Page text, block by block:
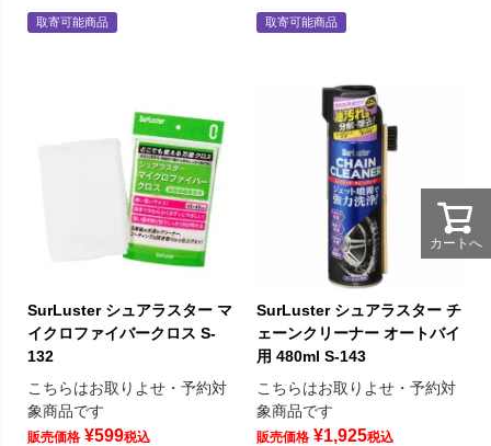
取寄可能商品 取寄可能商品
SurLuster シュアラスター マ
イクロファイバークロス S-
132
こちらはお取りよせ・予約対
象商品です
販売価格 ¥599税込
SurLuster シュアラスター チ
ェーンクリーナー オートバイ
用 480ml S-143
こちらはお取りよせ・予約対
象商品です
販売価格 ¥1,925税込
カートへ